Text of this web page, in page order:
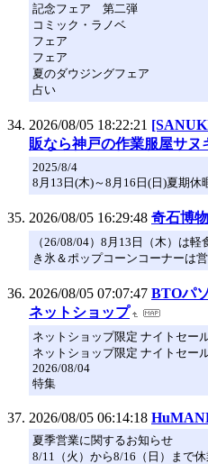
記念フェア 第二弾
コミック・ラノベ
フェア
フェア
夏のダウジングフェア
占い
2026/08/05 18:22:21
販なら神戸の作業服屋サヌ
2025/8/4
8月13日(木)～8月16日(日)夏期休
2026/08/05 16:29:48 奇石博
（26/08/04）8月13日（木）は
き氷＆ポップコーンコーナーは営
2026/08/05 07:07:47 BTOパ
ネットショップ
ネットショップ限定 ナイトセー
ネットショップ限定 ナイトセー
2026/08/04
特集
2026/08/05 06:14:18
夏季営業に関するお知らせ
8/11（火）から8/16（日）まで休